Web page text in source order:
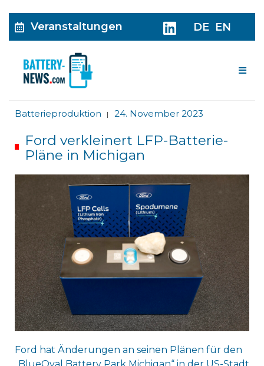
Veranstaltungen DE EN
Batterieproduktion | 24. November 2023
Ford verkleinert LFP-Batterie-
Pläne in Michigan
Ford hat Änderungen an seinen Plänen für den